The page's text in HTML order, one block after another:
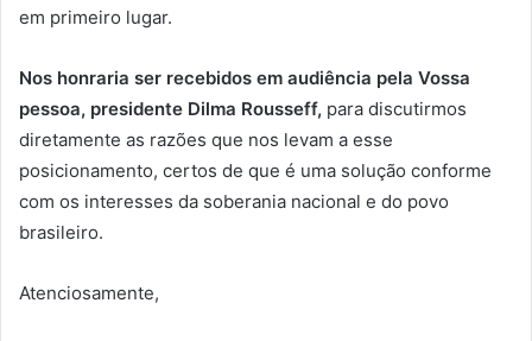
em primeiro lugar.
Nos honraria ser recebidos em audiência pela Vossa
pessoa, presidente Dilma Rousseff, para discutirmos
diretamente as razões que nos levam a esse
posicionamento, certos de que é uma solução conforme
com os interesses da soberania nacional e do povo
brasileiro.
Atenciosamente,